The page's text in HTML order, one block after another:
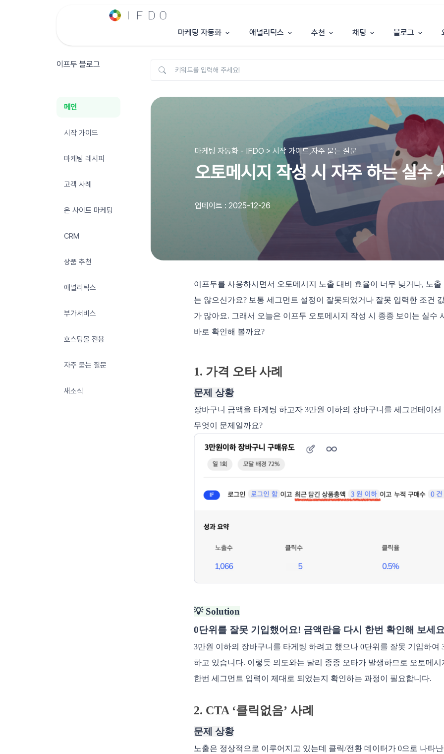
마케팅 자동화 애널리틱스 추천 채팅 블로그
이프두 블로그
마케팅 자동화 - IFDO > 시작 가이드,자주 묻는 질문
오토메시지 작성 시 자주 하는 실수
업데이트 : 2025-12-26
이프두를 사용하시면서 오토메시지 노출 대비 효율이 너무 낮거나, 노
는 않으신가요? 보통 세그먼트 설정이 잘못되었거나 잘못 입력한 조건
가 많아요. 그래서 오늘은 이프두 오토메시지 작성 시 종종 보이는 실수
바로 확인해 볼까요?
1. 가격 오타 사례
문제 상황
장바구니 금액을 타게팅 하고자 3만원 이하의 장바구니를 세그먼테이
무엇이 문제일까요?
💡 Solution
0단위를 잘못 기입했어요! 금액란을 다시 한번 확인해 보세
3만원 이하의 장바구니를 타게팅 하려고 했으나 0단위를 잘못 기입하여
하고 있습니다. 이렇듯 의도와는 달리 종종 오타가 발생하므로 오토메
한번 세그먼트 입력이 제대로 되었는지 확인하는 과정이 필요합니다.
2. CTA ‘클릭없음’ 사례
문제 상황
노출은 정상적으로 이루어지고 있는데 클릭/전환 데이터가 0으로 나타
메인
시작 가이드
마케팅 레시피
고객 사례
온 사이트 마케팅
CRM
상품 추천
애널리틱스
부가서비스
호스팅몰 전용
자주 묻는 질문
새소식